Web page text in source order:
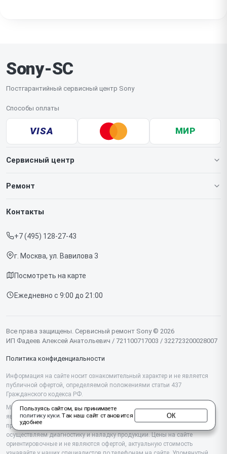
Sony-SC
Постгарантийный сервисный центр Sony
Способы оплаты
VISA МИР
Сервисный центр
О нашем сервисе
Срочный ремонт
Доставка и способы оплаты
Диагностика
Контакты
Ремонт
Игровых приставок
Саундбаров
Планшетов
Проигрывателей винила
Домашних кинотеатров
Аудиосистем
Контакты
+7 (495) 128-27-43
г. Москва, ул. Вавилова 3
Посмотреть на карте
Ежедневно с 9:00 до 21:00
Все права защищены. Сервисный ремонт Sony © 2026
ИП Фадеев Алексей Анатольевич / 721100717003 / 322723200028007
Политика конфиденциальности
Информация на сайте носит ознакомительный характер и не является
публичной офертой, определяемой положениями статьи 437
Гражданского кодекса РФ.
Мы специализируемся на обслуживании и ремонте техники Sony, но не
являемся их официальным представителем. Предоставляем
профессиональные услуги после истечения гарантии, а также
осуществляем диагностику и наладку продукции. Цены на сайте
ориентировочные и не являются офертой, актуальную стоимость
Пользуясь сайтом, вы принимаете
политику куки. Так наш сайт становится
удобнее
ОК